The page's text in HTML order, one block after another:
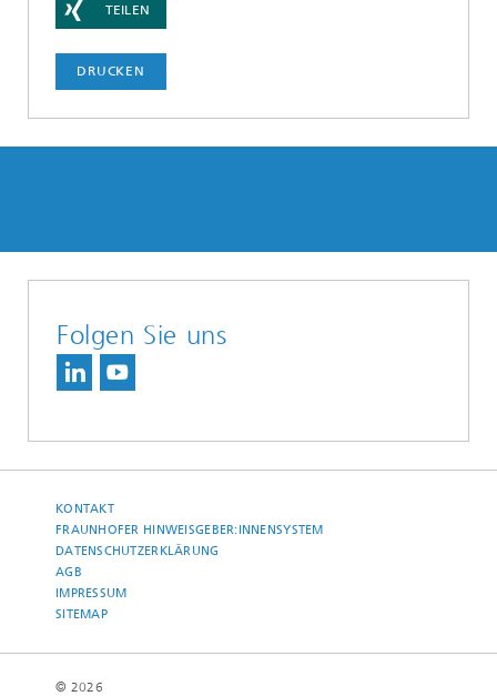
TEILEN
DRUCKEN
Folgen Sie uns
KONTAKT
FRAUNHOFER HINWEISGEBER:INNENSYSTEM
DATENSCHUTZERKLÄRUNG
AGB
IMPRESSUM
SITEMAP
© 2026